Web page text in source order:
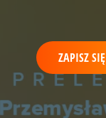
ZAPISZ SIĘ